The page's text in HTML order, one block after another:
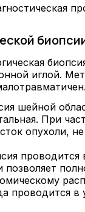
иглой.
шейной
При
опухоли,
проводится
позволяет
проводится в